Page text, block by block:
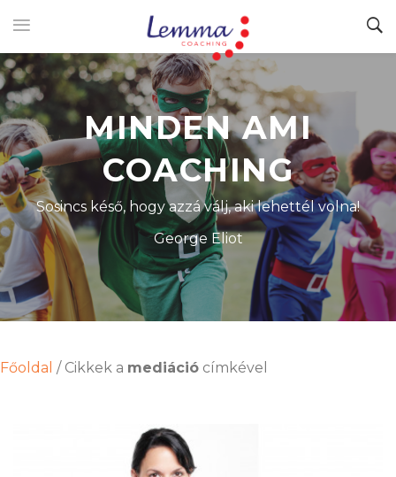
MINDEN AMI
COACHING
Sosincs késő, hogy azzá válj, aki lehettél volna!
George Eliot
Főoldal / Cikkek a mediáció címkével